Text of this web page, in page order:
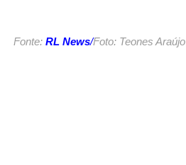
Fonte: RL News/Foto: Teones Araújo